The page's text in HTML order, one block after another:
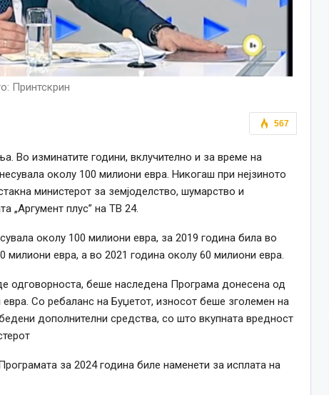
Принтскрин
567
Во изминатите години, вклучително и за време на
околу 100 милиони евра. Никогаш при нејзиното
министерот за земјоделство, шумарство и
„Аргумент плус” на ТВ 24.
околу 100 милиони евра, за 2019 година била во
милиони евра, а во 2021 година околу 60 милиони евра.
одговорноста, беше наследена Програма донесена од
Со ребаланс на Буџетот, износот беше зголемен на
дополнителни средства, со што вкупната вредност
за 2024 година биле наменети за исплата на